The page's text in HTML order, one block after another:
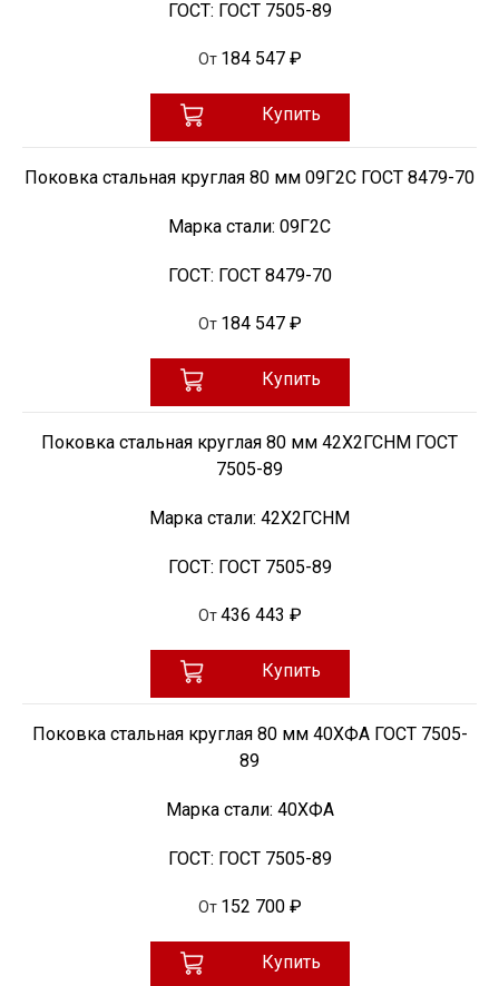
ГОСТ: ГОСТ 7505-89
От 184 547 ₽
Купить
Поковка стальная круглая 80 мм 09Г2С ГОСТ 8479-70
Марка стали: 09Г2С
ГОСТ: ГОСТ 8479-70
От 184 547 ₽
Купить
Поковка стальная круглая 80 мм 42Х2ГСНМ ГОСТ
7505-89
Марка стали: 42Х2ГСНМ
ГОСТ: ГОСТ 7505-89
От 436 443 ₽
Купить
Поковка стальная круглая 80 мм 40ХФА ГОСТ 7505-
89
Марка стали: 40ХФА
ГОСТ: ГОСТ 7505-89
От 152 700 ₽
Купить